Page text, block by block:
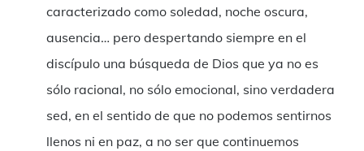
caracterizado como soledad, noche oscura,
ausencia… pero despertando siempre en el
discípulo una búsqueda de Dios que ya no es
sólo racional, no sólo emocional, sino verdadera
sed, en el sentido de que no podemos sentirnos
llenos ni en paz, a no ser que continuemos